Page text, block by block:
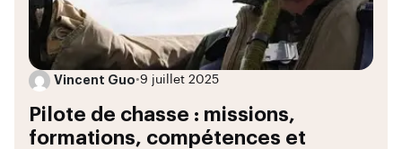
Vincent Guo•9 juillet 2025
Pilote de chasse : missions,
formations, compétences et